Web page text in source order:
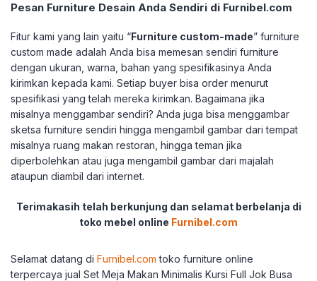
Pesan Furniture Desain Anda Sendiri di Furnibel.com
Fitur kami yang lain yaitu “Furniture custom-made” furniture
custom made adalah Anda bisa memesan sendiri furniture
dengan ukuran, warna, bahan yang spesifikasinya Anda
kirimkan kepada kami. Setiap buyer bisa order menurut
spesifikasi yang telah mereka kirimkan. Bagaimana jika
misalnya menggambar sendiri? Anda juga bisa menggambar
sketsa furniture sendiri hingga mengambil gambar dari tempat
misalnya ruang makan restoran, hingga teman jika
diperbolehkan atau juga mengambil gambar dari majalah
ataupun diambil dari internet.
Terimakasih telah berkunjung dan selamat berbelanja di
toko mebel online Furnibel.com
Selamat datang di Furnibel.com toko furniture online
terpercaya jual Set Meja Makan Minimalis Kursi Full Jok Busa